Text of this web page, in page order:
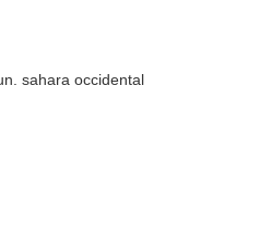
sahara occidental